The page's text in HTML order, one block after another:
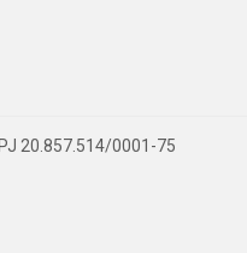
20.857.514/0001-75